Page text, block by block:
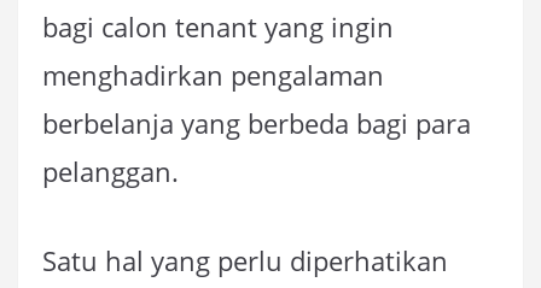
bagi calon tenant yang ingin
menghadirkan pengalaman
berbelanja yang berbeda bagi para
pelanggan.
Satu hal yang perlu diperhatikan